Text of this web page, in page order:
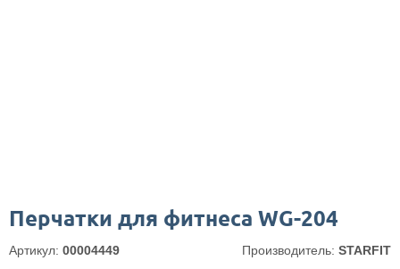
Перчатки для фитнеса WG-204
Артикул: 00004449 Производитель: STARFIT